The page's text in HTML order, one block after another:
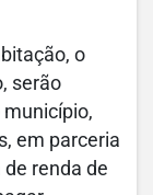
o
serão
em parceria
renda de